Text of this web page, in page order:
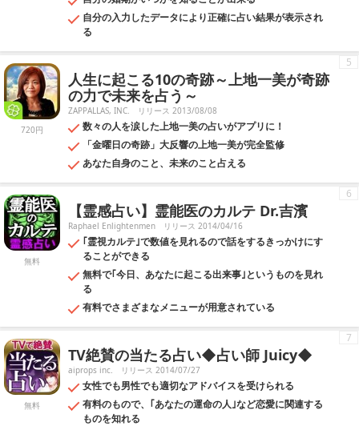
自分の入力したデータにより正確に占い結果が表示され
る
720円
人生に起こる10の奇跡～上地一美が奇跡
の力で未来を占う～
ZAPPALLAS, INC. リリース 2013/08/08
数々の人を涙した上地一美の占いがアプリに！
「金曜日の奇跡」大反響の上地一美が完全監修
あなた自身のこと、未来のこと占える
5
無料
【霊感占い】霊能医のカルテ Dr.吉濱
Raphael Enlightenmen リリース 2014/04/16
｢霊視カルテ｣で数値を見れるので話をするきっかけにす
ることができる
無料で｢今日、あなたに起こる出来事｣というものを見れ
る
有料でさまざまなメニューが用意されている
6
無料
TV絶賛の当たる占い◆占い師 Juicy◆
aiprops inc. リリース 2014/07/27
女性でも男性でも適切なアドバイスを受けられる
有料のもので、｢あなたの運命の人｣など恋愛に関連する
ものを知れる
7